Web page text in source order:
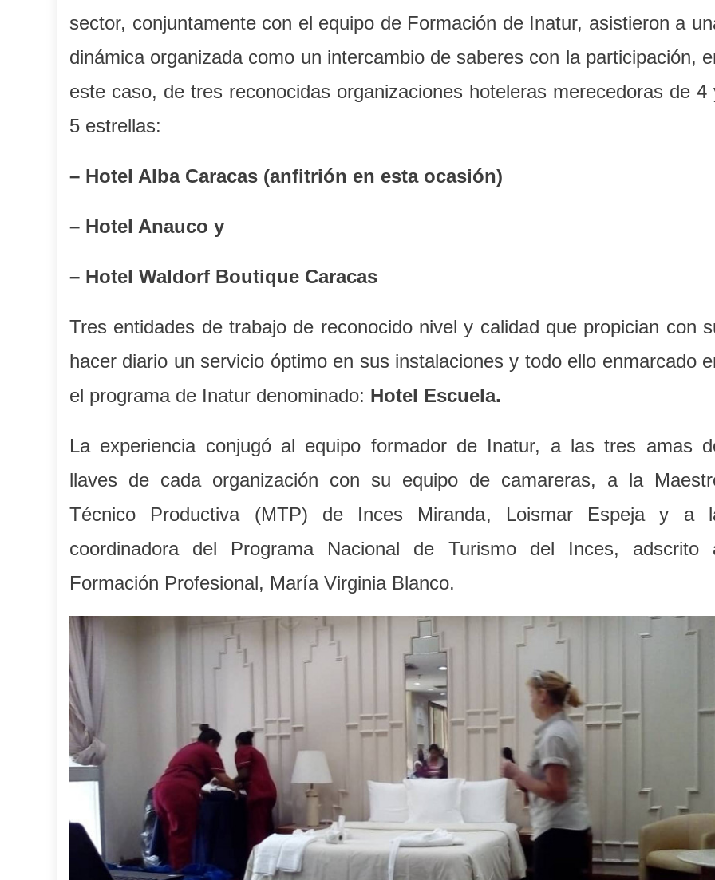
sector, conjuntamente con el equipo de Formación de Inatur, asistieron a
dinámica organizada como un intercambio de saberes con la participación,
este caso, de tres reconocidas organizaciones hoteleras merecedoras de 4
5 estrellas:
– Hotel Alba Caracas (anfitrión en esta ocasión)
– Hotel Anauco y
– Hotel Waldorf Boutique Caracas
Tres entidades de trabajo de reconocido nivel y calidad que propician con
hacer diario un servicio óptimo en sus instalaciones y todo ello enmarcado
el programa de Inatur denominado: Hotel Escuela.
La experiencia conjugó al equipo formador de Inatur, a las tres amas
llaves de cada organización con su equipo de camareras, a la
Técnico Productiva (MTP) de Inces Miranda, Loismar Espeja y a
coordinadora del Programa Nacional de Turismo del Inces, adscrito
Formación Profesional, María Virginia Blanco.